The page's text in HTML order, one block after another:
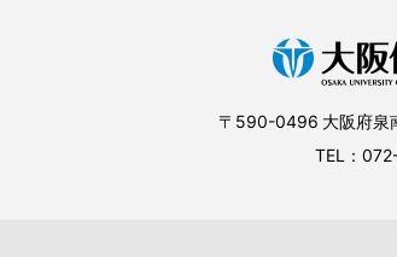
〒590-0496 大阪府泉
TEL：